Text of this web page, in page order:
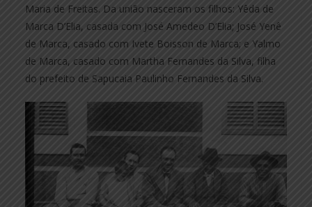
Maria de Freitas. Da união nasceram os filhos: Yêda de
Marca D’Elia, casada com José Amedeo D’Elia; José Yenê
de Marca, casado com Ivete Boisson de Marca; e Yalmo
de Marca, casado com Martha Fernandes da Silva, filha
do prefeito de Sapucaia Paulinho Fernandes da Silva.